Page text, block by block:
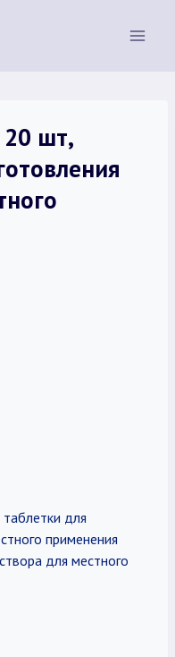
шт,
для
применения
для местного